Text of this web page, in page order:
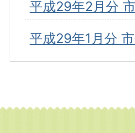
平成29年2月分
平成29年1月分